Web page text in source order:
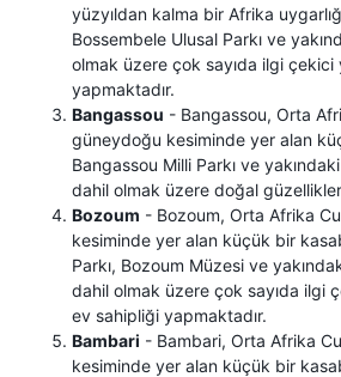
yüzyıldan kalma bir Afrika
Bossembele Ulusal Parkı ve
olmak üzere çok sayıda ilgi
yapmaktadır.
Bangassou - Bangassou, Orta
güneydoğu kesiminde yer alan
Bangassou Milli Parkı ve
dahil olmak üzere doğal
Bozoum - Bozoum, Orta Afrika
kesiminde yer alan küçük bir
Parkı, Bozoum Müzesi ve
dahil olmak üzere çok sayıda ilgi
ev sahipliği yapmaktadır.
Bambari - Bambari, Orta Afrika
kesiminde yer alan küçük bir